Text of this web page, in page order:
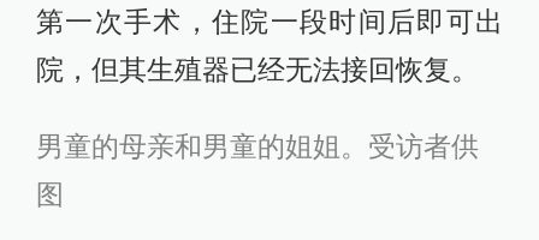
第一次手术，住院一段时间后即可出
院，但其生殖器已经无法接回恢复。
男童的母亲和男童的姐姐。受访者供
图